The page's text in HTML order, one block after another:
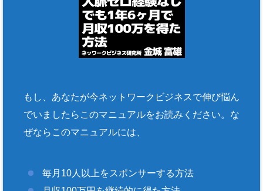
もし、あなたが今ネットワークビジネスで伸び悩ん
でいましたらこのマニュアルをお読みください。な
ぜならこのマニュアルには、
毎月10人以上をスポンサーする方法